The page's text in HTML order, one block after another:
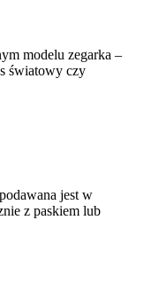
modelu zegarka –
światowy czy
jest w
z paskiem lub